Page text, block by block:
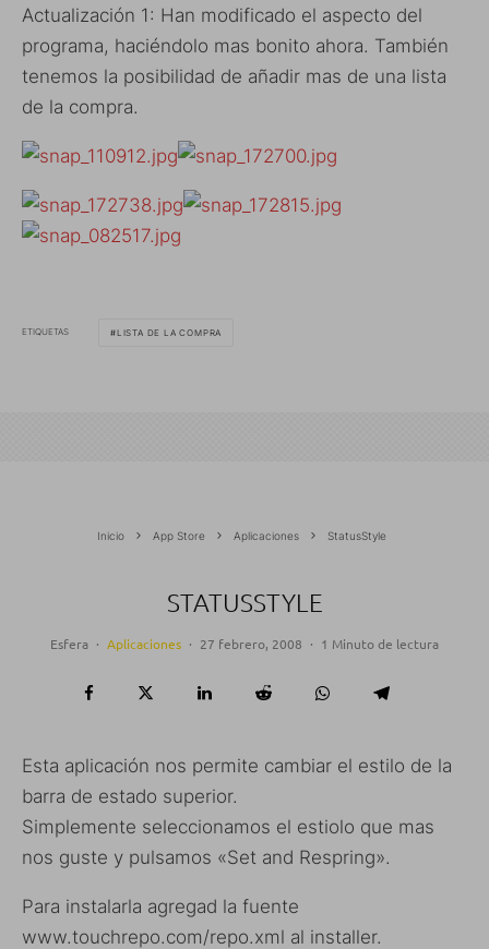
Actualización 1: Han modificado el aspecto del
programa, haciéndolo mas bonito ahora. También
tenemos la posibilidad de añadir mas de una lista
de la compra.
ETIQUETAS LISTA DE LA COMPRA
Inicio App Store Aplicaciones StatusStyle
STATUSSTYLE
Esfera · Aplicaciones · 27 febrero, 2008 · 1 Minuto de lectura
Esta aplicación nos permite cambiar el estilo de la
barra de estado superior.
Simplemente seleccionamos el estiolo que mas
nos guste y pulsamos «Set and Respring».
Para instalarla agregad la fuente
www.touchrepo.com/repo.xml al installer.